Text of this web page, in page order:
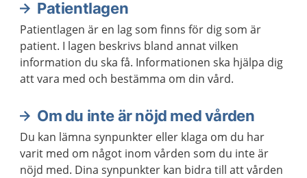
Patientlagen
Patientlagen är en lag som finns för dig som är
patient. I lagen beskrivs bland annat vilken
information du ska få. Informationen ska hjälpa dig
att vara med och bestämma om din vård.
Om du inte är nöjd med vården
Du kan lämna synpunkter eller klaga om du har
varit med om något inom vården som du inte är
nöjd med. Dina synpunkter kan bidra till att vården